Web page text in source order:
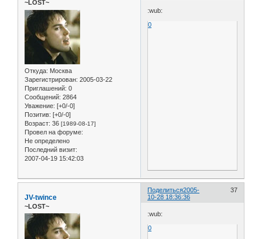
~LOST~
Откуда: Москва
Зарегистрирован: 2005-03-22
Приглашений: 0
Сообщений: 2864
Уважение: [+0/-0]
Позитив: [+0/-0]
Возраст: 36 [1989-08-17]
Провел на форуме:
Не определено
Последний визит:
2007-04-19 15:42:03
:wub:
0
Поделиться 37
2005-
10-28 18:36:36
JV-twince
~LOST~
:wub:
0